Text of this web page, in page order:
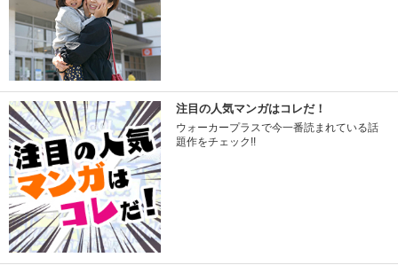
注目の人気マンガはコレだ！
ウォーカープラスで今一番読まれている話
題作をチェック!!